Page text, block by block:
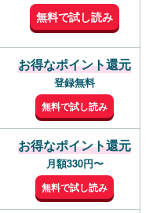
無料で試し読み
お得なポイント還元
登録無料
無料で試し読み
お得なポイント還元
月額330円〜
無料で試し読み